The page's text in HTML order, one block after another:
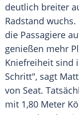
deutlich breiter
Radstand wuchs.
die Passagiere
genießen mehr
Kniefreiheit sind
Schritt", sagt
von Seat.
mit 1,80 Meter